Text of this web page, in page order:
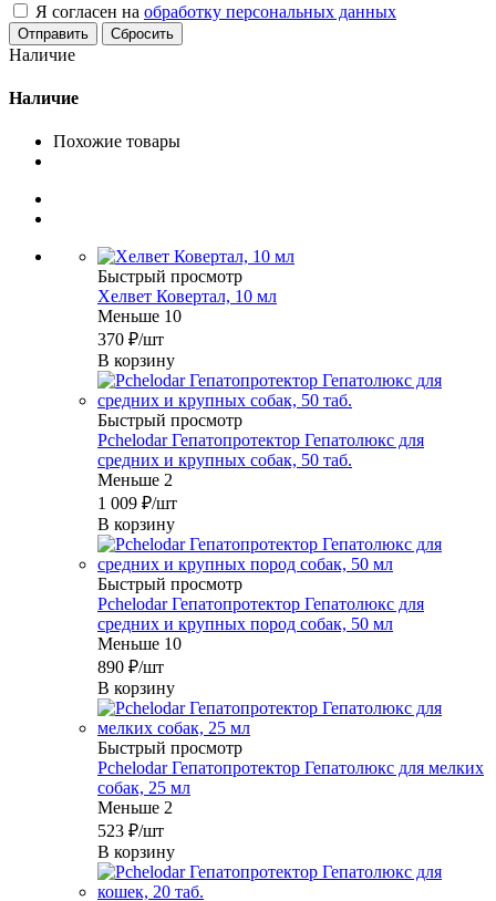
Я согласен на обработку персональных данных
Сбросить
Наличие
Наличие
Похожие товары
Быстрый просмотр
Хелвет Ковертал, 10 мл
Меньше 10
370 ₽/шт
В корзину
Быстрый просмотр
Pchelodar Гепатопротектор Гепатолюкс для
средних и крупных собак, 50 таб.
Меньше 2
1 009 ₽/шт
В корзину
Быстрый просмотр
Pchelodar Гепатопротектор Гепатолюкс для
средних и крупных пород собак, 50 мл
Меньше 10
890 ₽/шт
В корзину
Быстрый просмотр
Pchelodar Гепатопротектор Гепатолюкс для мелких
собак, 25 мл
Меньше 2
523 ₽/шт
В корзину